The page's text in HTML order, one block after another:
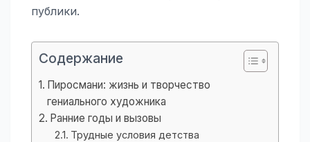
публики.
Содержание
Пиросмани: жизнь и творчество
гениального художника
Ранние годы и вызовы
Трудные условия детства